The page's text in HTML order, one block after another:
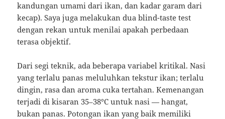
kandungan umami dari ikan, dan kadar garam dari
kecap). Saya juga melakukan dua blind-taste test
dengan rekan untuk menilai apakah perbedaan
terasa objektif.
Dari segi teknik, ada beberapa variabel kritikal. Nasi
yang terlalu panas meluluhkan tekstur ikan; terlalu
dingin, rasa dan aroma cuka tertahan. Kemenangan
terjadi di kisaran 35–38°C untuk nasi — hangat,
bukan panas. Potongan ikan yang baik memiliki